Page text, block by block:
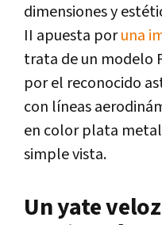
dimensiones y
II apuesta poruna
trata de un modelo
por el reconocido
con líneas
en color plata
simple vista.
Un yate